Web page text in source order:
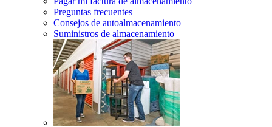
Preguntas frecuentes
Consejos de autoalmacenamiento
Suministros de almacenamiento